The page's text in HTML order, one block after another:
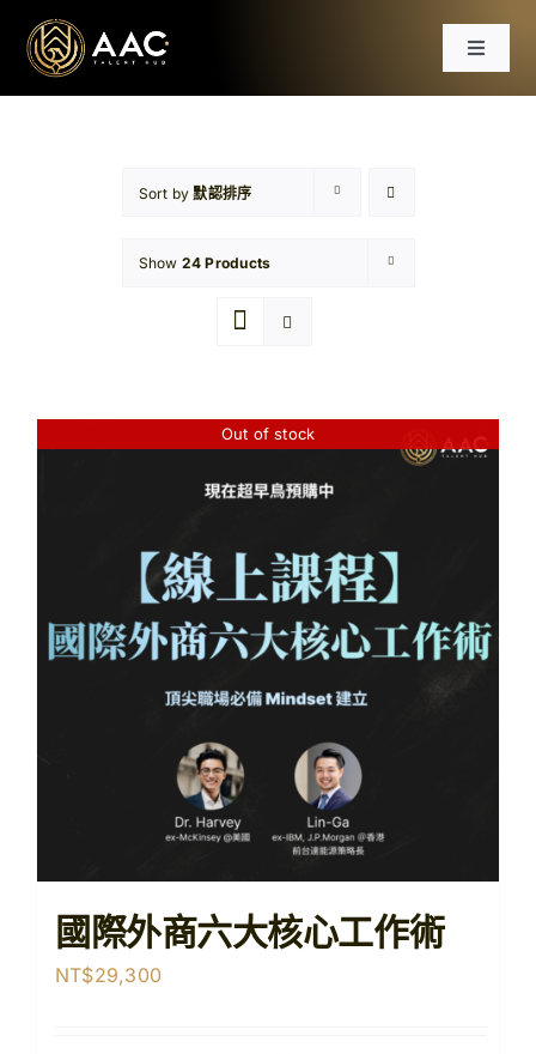
content
Toggle
文章
【購課紀錄查詢】
【查看購物車】
Sort by默認排序
Show 24 Products
Out of stock
國際外商六大核心工作術
NT$29,300